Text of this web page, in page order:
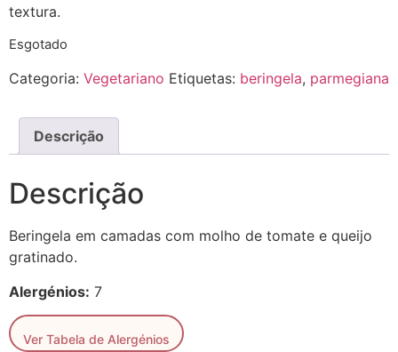
textura.
Esgotado
Categoria: Vegetariano Etiquetas: beringela, parmegiana
Descrição
Descrição
Beringela em camadas com molho de tomate e queijo
gratinado.
Alergénios: 7
Ver Tabela de Alergénios